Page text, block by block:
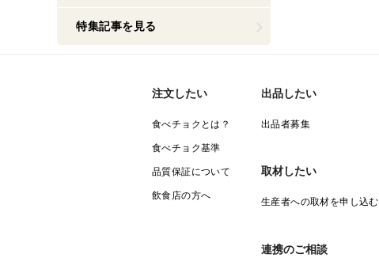
特集記事を見る
注文したい
食べチョクとは？
食べチョク基準
品質保証について
飲食店の方へ
出品したい
出品者募集
取材したい
生産者への取材を申し込む
連携のご相談